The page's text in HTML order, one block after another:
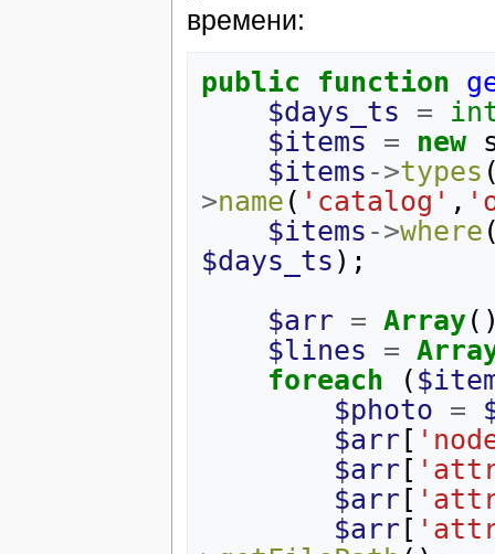
времени:
public function
$days_ts
=
$items
= new
$items ->types
>name ( 'catalog' ,
$items ->where
$days_ts );
$arr = Array
$lines
=
foreach
(
$photo =
$arr [
$arr [
$arr [
$arr [